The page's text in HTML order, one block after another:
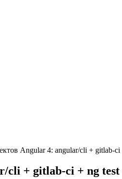
Angular 4: angular/cli + gitlab-
cli + gitlab-ci + ng